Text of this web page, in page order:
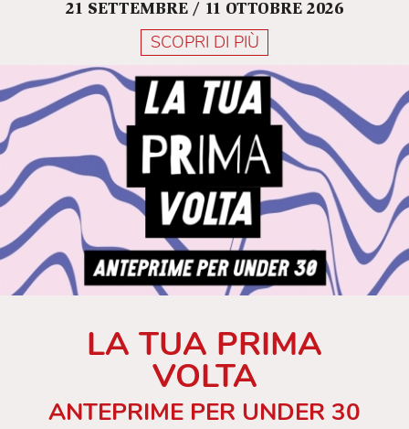
21 SETTEMBRE / 11 OTTOBRE 2026
SCOPRI DI PIÙ
LA TUA PRIMA
VOLTA
ANTEPRIME PER UNDER 30